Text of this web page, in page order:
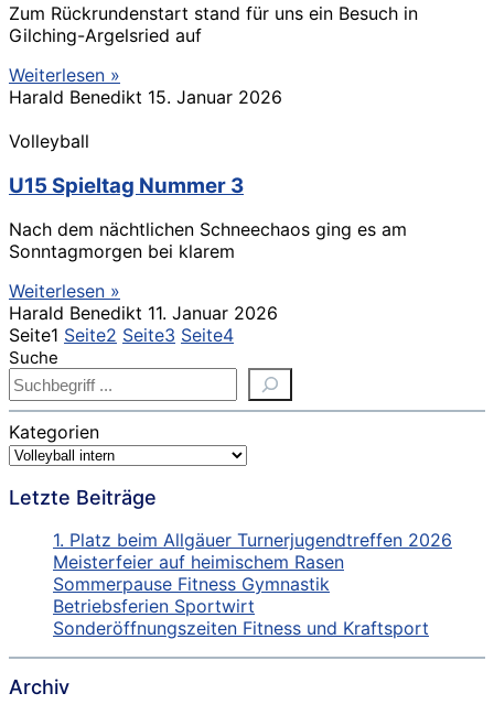
Zum Rückrundenstart stand für uns ein Besuch in
Gilching-Argelsried auf
Weiterlesen »
Harald Benedikt 15. Januar 2026
Volleyball
U15 Spieltag Nummer 3
Nach dem nächtlichen Schneechaos ging es am
Sonntagmorgen bei klarem
Weiterlesen »
Harald Benedikt 11. Januar 2026
Seite1 Seite2 Seite3 Seite4
Suche
Kategorien
Letzte Beiträge
1. Platz beim Allgäuer Turnerjugendtreffen 2026
Meisterfeier auf heimischem Rasen
Sommerpause Fitness Gymnastik
Betriebsferien Sportwirt
Sonderöffnungszeiten Fitness und Kraftsport
Archiv